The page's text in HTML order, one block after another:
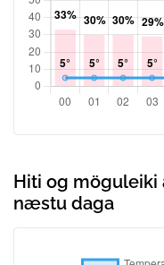
Hiti og möguleiki
næstu daga